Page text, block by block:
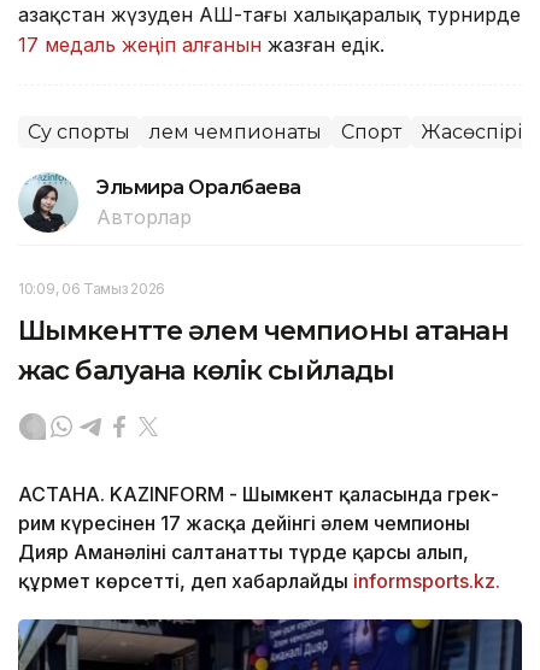
Қазақстан жүзуден АҚШ-тағы халықаралық турнирде
17 медаль жеңіп алғанын жазған едік.
Су спорты Әлем чемпионаты Спорт Жасөспірім
Эльмира Оралбаева
Авторлар
10:09, 06 Тамыз 2026
Шымкентте әлем чемпионы атанған
жас балуанға көлік сыйлады
АСТАНА. KAZINFORM - Шымкент қаласында грек-
рим күресінен 17 жасқа дейінгі әлем чемпионы
Дияр Аманәліні салтанатты түрде қарсы алып,
құрмет көрсетті, деп хабарлайды informsports.kz.